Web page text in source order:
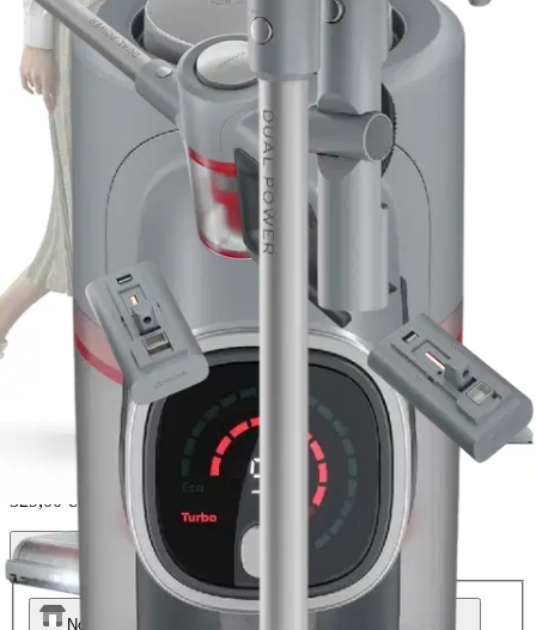
Sharp VC-SV20AEU-S varsi-
imuri
329,00 €
Verkkokaupan hinta
Valitse toimitustapa
Nouto myymälästä